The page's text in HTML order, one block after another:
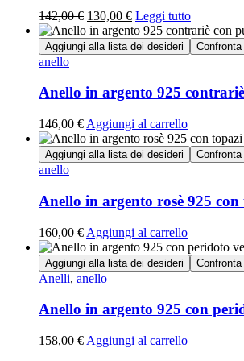
142,00€ 130,00 € Leggi tutto
Aggiungi alla lista dei desideri Confronta
anello
Anello in argento 925
146,00 € Aggiungi al carrello
Aggiungi alla lista dei desideri Confronta
anello
Anello in argento rosè 925
160,00 € Aggiungi al carrello
Aggiungi alla lista dei desideri Confronta
Anelli, anello
Anello in argento 925 con
158,00 € Aggiungi al carrello